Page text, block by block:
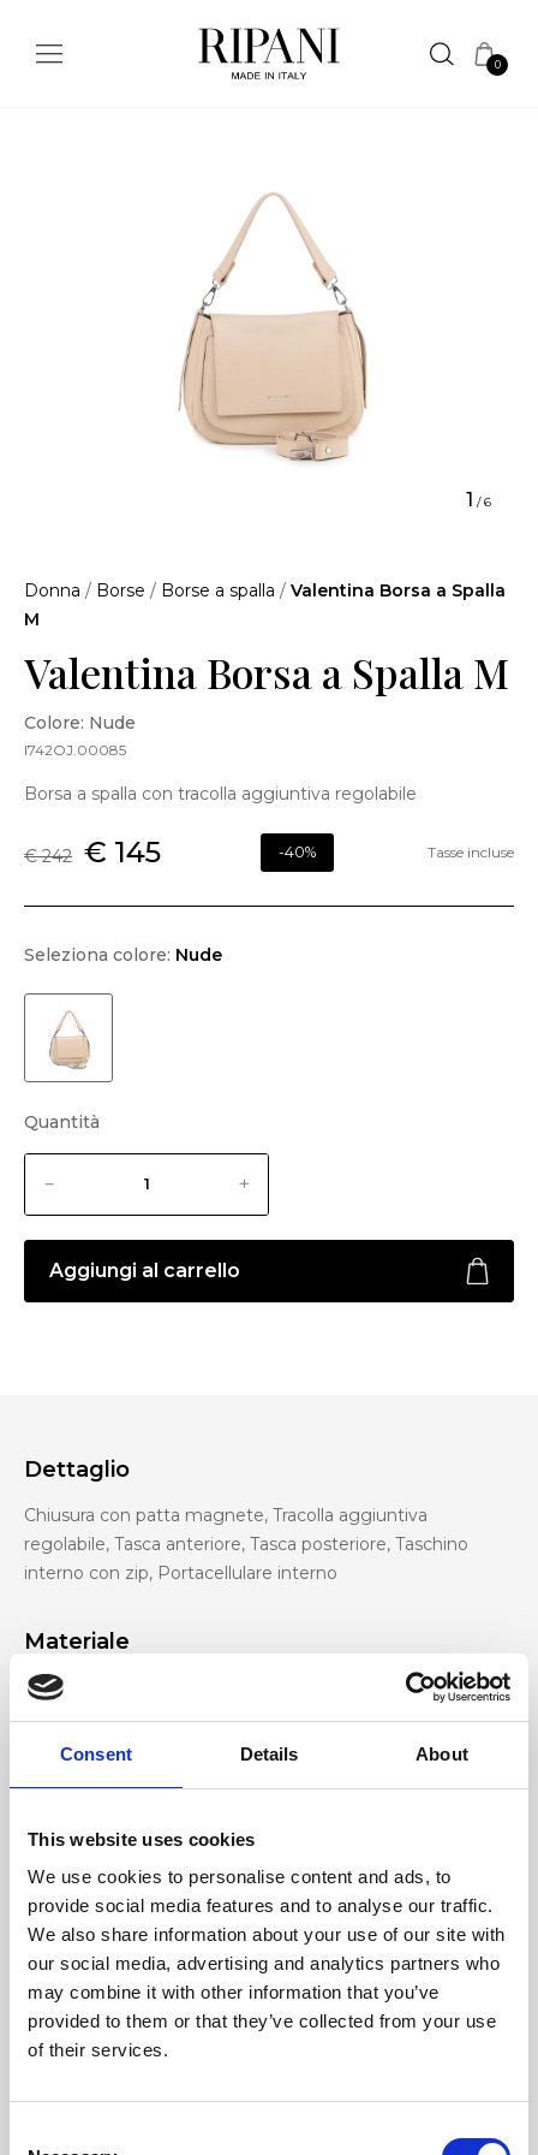
Consent Details About
This website uses cookies
We use cookies to personalise content and ads, to
provide social media features and to analyse our traffic.
We also share information about your use of our site with
our social media, advertising and analytics partners who
may combine it with other information that you’ve
provided to them or that they’ve collected from your use
of their services.
0
1 /6
Donna / Borse / Borse a spalla / Valentina Borsa a Spalla
M
Valentina Borsa a Spalla M
Colore: Nude
I742OJ.00085
Borsa a spalla con tracolla aggiuntiva regolabile
€ 242 € 145 -40% Tasse incluse
Seleziona colore: Nude
Quantità
Aggiungi al carrello
Dettaglio
Chiusura con patta magnete, Tracolla aggiuntiva
regolabile, Tasca anteriore, Tasca posteriore, Taschino
interno con zip, Portacellulare interno
Materiale
Vera pelle effetto cervo, Accessori nickel
Dimensione